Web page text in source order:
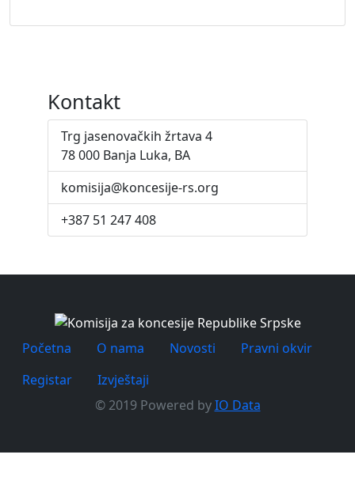
Kontakt
Trg jasenovačkih žrtava 4
78 000 Banja Luka, BA
komisija@koncesije-rs.org
+387 51 247 408
Početna O nama Novosti
Pravni okvir
Registar
Izvještaji
© 2019 Powered byIO Data